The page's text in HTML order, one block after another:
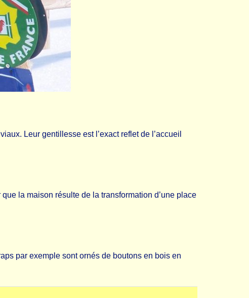
Leur gentillesse est l’exact reflet de l’accueil
la maison résulte de la transformation d’une place
par exemple sont ornés de boutons en bois en